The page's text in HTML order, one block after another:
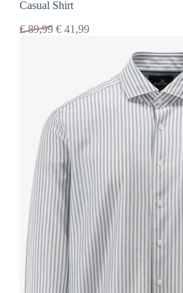
Casual Shirt
€89,99 € 41,99